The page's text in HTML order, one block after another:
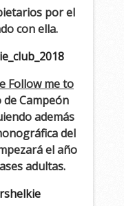
por el
con ella.
Follow me to
Campeón
además
del
el año
adultas.